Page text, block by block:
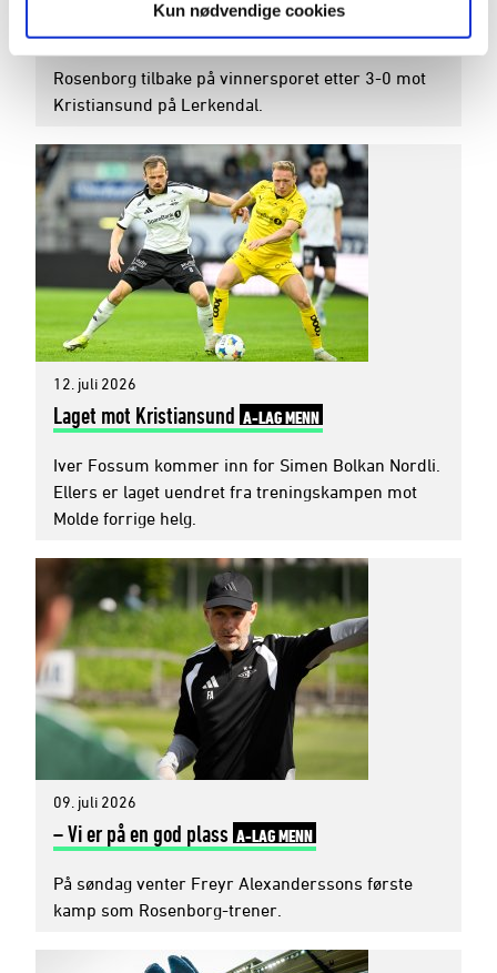
Kun nødvendige cookies
Rosenborg tilbake på vinnersporet etter 3-0 mot
Kristiansund på Lerkendal.
12. juli 2026
Laget mot Kristiansund A-LAG MENN
Iver Fossum kommer inn for Simen Bolkan Nordli.
Ellers er laget uendret fra treningskampen mot
Molde forrige helg.
09. juli 2026
– Vi er på en god plass A-LAG MENN
På søndag venter Freyr Alexanderssons første
kamp som Rosenborg-trener.